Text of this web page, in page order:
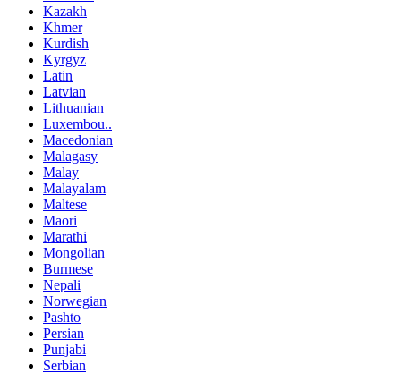
Kazakh
Khmer
Kurdish
Kyrgyz
Latin
Latvian
Lithuanian
Luxembou..
Macedonian
Malagasy
Malay
Malayalam
Maltese
Maori
Marathi
Mongolian
Burmese
Nepali
Norwegian
Pashto
Persian
Punjabi
Serbian